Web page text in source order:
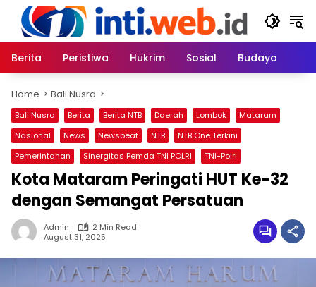
content
Berita
Peristiwa Hukrim Sosial Budaya
Home Bali Nusra
Bali Nusra Berita Berita NTB Daerah Lombok
Mataram
Nasional
News Newsbeat NTB
NTB One Terkini
Pemerintahan
Sinergitas Pemda TNI POLRI TNI-Polri
Kota Mataram Peringati HUT Ke-32
dengan Semangat Persatuan
Admin
2 Min Read
August 31, 2025